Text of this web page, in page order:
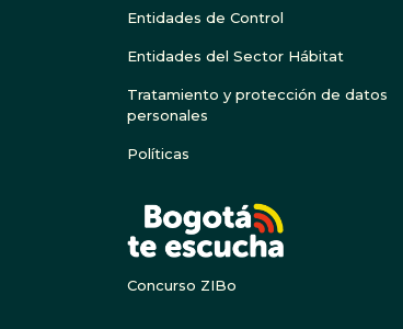
Entidades de Control
Entidades del Sector Hábitat
Tratamiento y protección de datos
personales
Políticas
Concurso ZIBo